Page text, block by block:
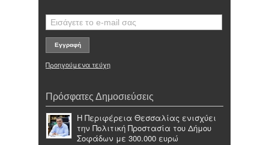
Προηγούμενα τεύχη
Πρόσφατες Δημοσιεύσεις
Η Περιφέρεια Θεσσαλίας ενισχύει
την Πολιτική Προστασία του Δήμου
Σοφάδων με 300.000 ευρώ